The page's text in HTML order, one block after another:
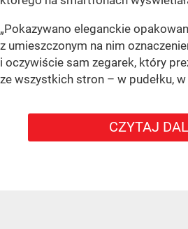
„Pokazywano eleganckie
z umieszczonym na nim
i oczywiście sam zegarek, który
ze wszystkich stron – w pudełku, w
CZYTAJ